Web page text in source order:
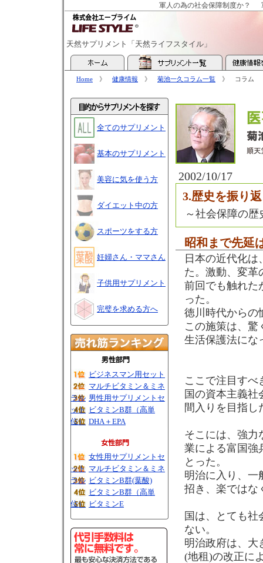
軍人の為の社会保障制度か？
天然サプリメント「天然ライフスタイル」
Home 》 健康情報 》 菊池一久コラム一覧 》 コラム
2002/10/17
3.歴史を振り
～社会保障の歴
昭和まで先延
日本の近代化
た。激動、変革
前回でも触れた
った。
徳川時代からの
この施策は、驚
生活保護法にな
ここで注目すべ
国の資本主義
間入りを目指し
そこには、強力
業による富国強
とった。
明治に入り、一
招き、楽ではな
国は、とても
ない。
明治政府は、大
(地租)の改正に
全てのサプリメント
基本のサプリメント
美容に気を使う方
ダイエット中の方
スポーツをする方
妊婦さん・ママさん
子供用サプリメント
完璧を求める方へ
ビジネスマン用セット
マルチビタミン＆ミネ
ラル 男性用サプリメントセ
ット ビタミンB群（高単
位） DHA＋EPA
女性用サプリメントセ
ット マルチビタミン＆ミネ
ラル ビタミンB群(葉酸)
ビタミンB群（高単
位） ビタミンE